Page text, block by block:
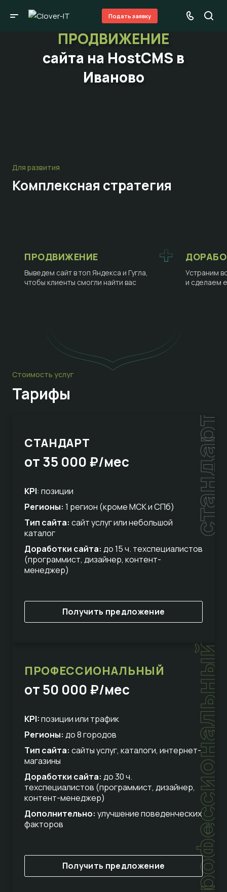
Подать заявку
ПРОДВИЖЕНИЕ
сайта на HostCMS в
Иваново
Для развития
Комплексная стратегия
ПРОДВИЖЕНИЕ
Выведем сайт в топ Яндекса и Гугла,
чтобы клиенты смогли найти вас
Устраним
и сделаем
Стоимость услуг
Тарифы
стандарт
СТАНДАРТ
от 35 000 ₽/мес
KPI: позиции
Регионы: 1 регион (кроме МСК и СПб)
Тип сайта: сайт услуг или небольшой
каталог
Доработки сайта: до 15 ч. техспециалистов
(программист, дизайнер, контент-
менеджер)
Получить предложение
профессиональный
ПРОФЕССИОНАЛЬНЫЙ
от 50 000 ₽/мес
KPI:позиции или трафик
Регионы: до 8 городов
Тип сайта: сайты услуг, каталоги, интернет-
магазины
Доработки сайта: до 30 ч.
техспециалистов (программист, дизайнер,
контент-менеджер)
Дополнительно: улучшение поведенческих
факторов
Получить предложение